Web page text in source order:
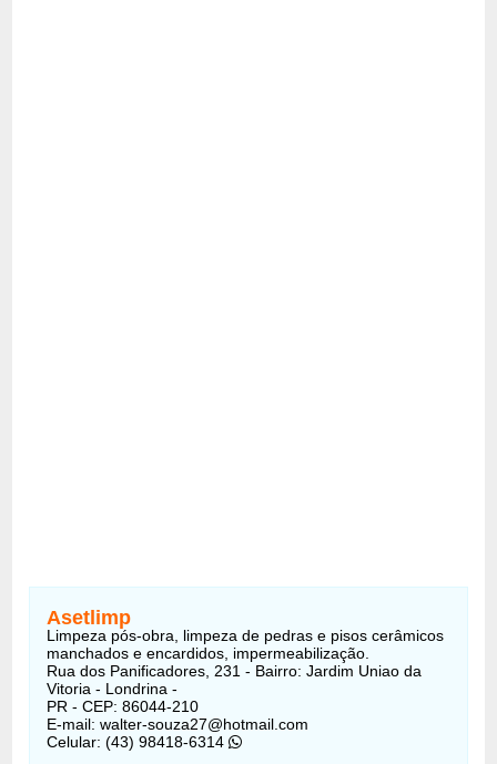
Asetlimp
Limpeza pós-obra, limpeza de pedras e pisos cerâmicos
manchados e encardidos, impermeabilização.
Rua dos Panificadores, 231 - Bairro: Jardim Uniao da
Vitoria - Londrina -
PR - CEP: 86044-210
E-mail: walter-souza27@hotmail.com
Celular: (43) 98418-6314